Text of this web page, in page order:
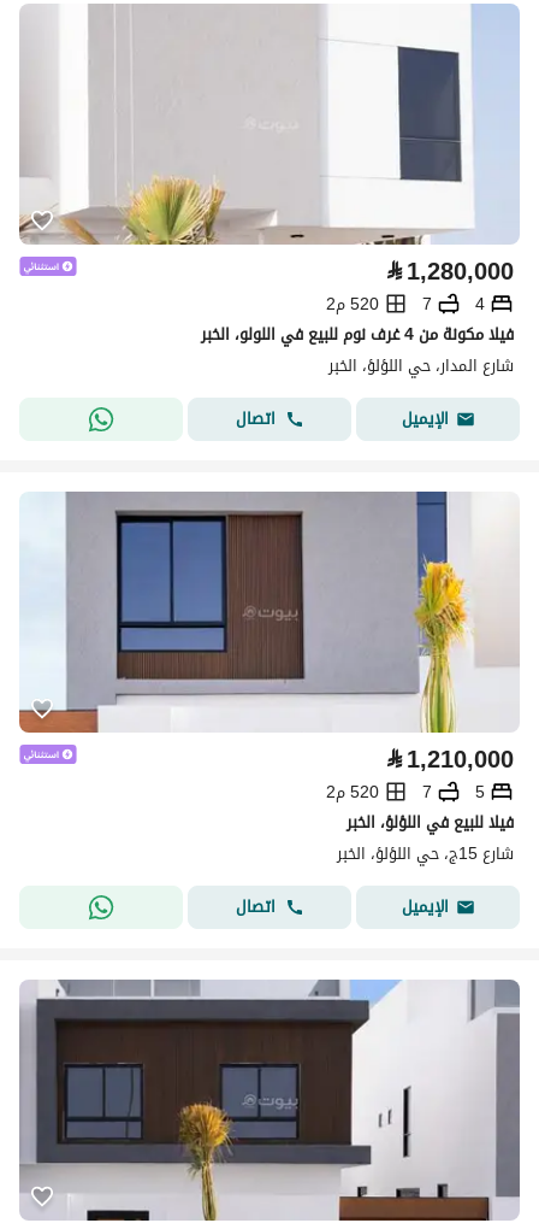
⃁1,280,000
4
7
520 م2
فيلا مكونة من 4 غرف نوم للبيع في اللولو، الخبر
شارع المدار، حي اللؤلؤ، الخبر
الإيميل
اتصال
⃁1,210,000
5
7
520 م2
فيلا للبيع في اللؤلؤ، الخبر
شارع 15ج، حي اللؤلؤ، الخبر
الإيميل
اتصال